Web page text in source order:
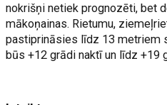
nokrišņi netiek prognozēti, bet
mākoņainas. Rietumu,
pastiprināsies līdz 13 metriem
būs +12 grādi naktī un līdz +19